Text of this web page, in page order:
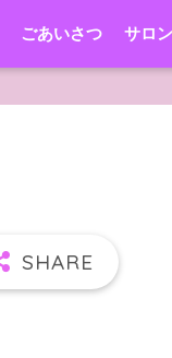
ごあいさつ サロ